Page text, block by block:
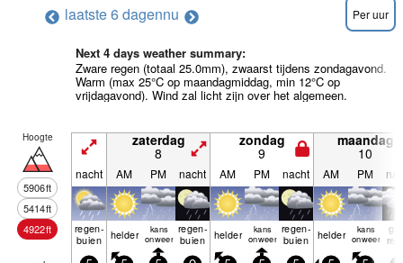
laatste 6 dagennu Per uur
Next 4 days weather summary:
Zware regen (totaal 25.0mm), zwaarst tijdens zondagavond.
Warm (max 25°C op maandagmiddag, min 12°C op
vrijdagavond). Wind zal licht zijn over het algemeen.
Hoogte
5906ft
5414ft
4922ft
zaterdag
8
zondag
9
maandag
10
nacht AM PM nacht AM PM nacht AM PM
regen­
buien helder kans
onweer
regen­
buien helder kans
onweer
regen­
buien helder kans
onweer